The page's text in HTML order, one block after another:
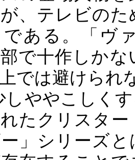
、テレビの
ある。「ヴ
で十作しか
では避けられ
しややこしく
たクリスタ
」シリーズ